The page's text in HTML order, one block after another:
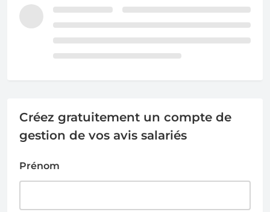
Créez gratuitement un compte de
gestion de vos avis salariés
Prénom